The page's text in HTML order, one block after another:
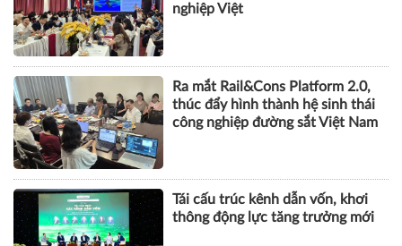
nghiệp Việt
Ra mắt Rail&Cons Platform 2.0,
thúc đẩy hình thành hệ sinh thái
công nghiệp đường sắt Việt Nam
Tái cấu trúc kênh dẫn vốn, khơi
thông động lực tăng trưởng mới